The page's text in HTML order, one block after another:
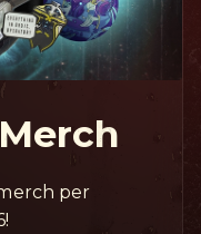
per